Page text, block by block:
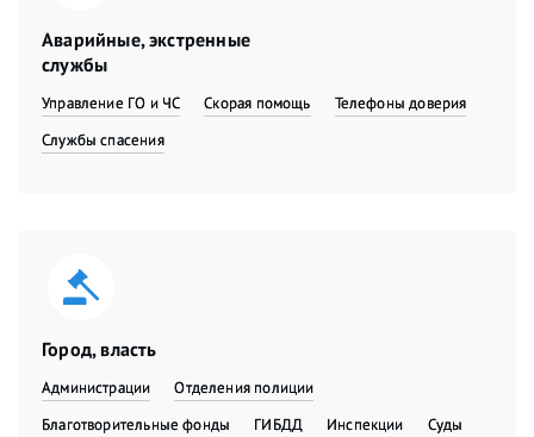
Аварийные, экстренные
службы
Управление ГО и ЧС Скорая помощь
Телефоны доверия
Службы спасения
Город, власть
Администрации
Отделения полиции
Благотворительные фонды
ГИБДД Инспекции Суды